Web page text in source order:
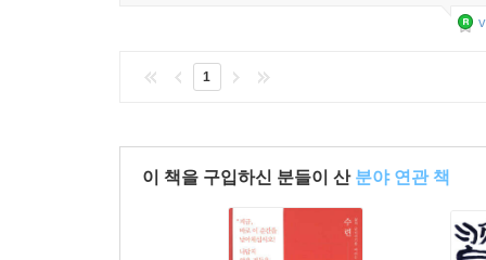
1
이 책을 구입하신 분들이 산 분야 연관 책